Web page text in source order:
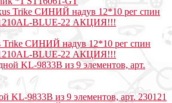
Trike СИНИЙ надув 12*10 рег спин
BLUE-22 АКЦИЯ!!!
KL-9833B из 9 элементов, арт. 230121